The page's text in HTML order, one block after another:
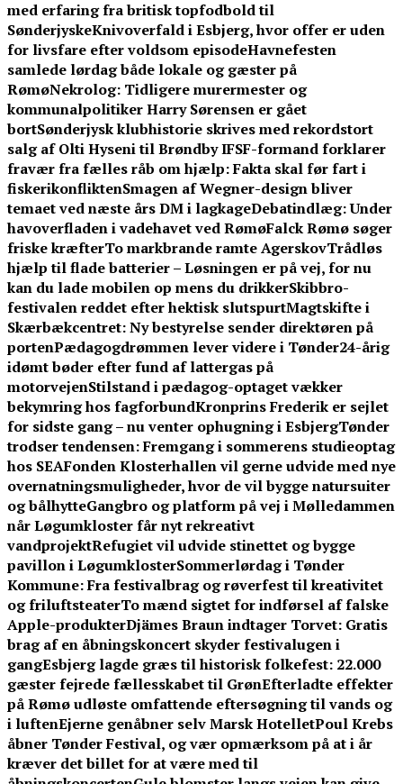
med erfaring fra britisk topfodbold til
SønderjyskeKnivoverfald i Esbjerg, hvor offer er uden
for livsfare efter voldsom episodeHavnefesten
samlede lørdag både lokale og gæster på
RømøNekrolog: Tidligere murermester og
kommunalpolitiker Harry Sørensen er gået
bortSønderjysk klubhistorie skrives med rekordstort
salg af Olti Hyseni til Brøndby IFSF-formand forklarer
fravær fra fælles råb om hjælp: Fakta skal før fart i
fiskerikonfliktenSmagen af Wegner-design bliver
temaet ved næste års DM i lagkageDebatindlæg: Under
havoverfladen i vadehavet ved RømøFalck Rømø søger
friske kræfterTo markbrande ramte AgerskovTrådløs
hjælp til flade batterier – Løsningen er på vej, for nu
kan du lade mobilen op mens du drikkerSkibbro-
festivalen reddet efter hektisk slutspurtMagtskifte i
Skærbækcentret: Ny bestyrelse sender direktøren på
portenPædagogdrømmen lever videre i Tønder24-årig
idømt bøder efter fund af lattergas på
motorvejenStilstand i pædagog-optaget vækker
bekymring hos fagforbundKronprins Frederik er sejlet
for sidste gang – nu venter ophugning i EsbjergTønder
trodser tendensen: Fremgang i sommerens studieoptag
hos SEAFonden Klosterhallen vil gerne udvide med nye
overnatningsmuligheder, hvor de vil bygge natursuiter
og bålhytteGangbro og platform på vej i Mølledammen
når Løgumkloster får nyt rekreativt
vandprojektRefugiet vil udvide stinettet og bygge
pavillon i LøgumklosterSommerlørdag i Tønder
Kommune: Fra festivalbrag og røverfest til kreativitet
og friluftsteaterTo mænd sigtet for indførsel af falske
Apple-produkterDjämes Braun indtager Torvet: Gratis
brag af en åbningskoncert skyder festivalugen i
gangEsbjerg lagde græs til historisk folkefest: 22.000
gæster fejrede fællesskabet til GrønEfterladte effekter
på Rømø udløste omfattende eftersøgning til vands og
i luftenEjerne genåbner selv Marsk HotelletPoul Krebs
åbner Tønder Festival, og vær opmærksom på at i år
kræver det billet for at være med til